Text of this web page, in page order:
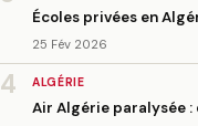
Écoles privées en
25 Fév 2026
4 ALGÉRIE
Air Algérie paralysée